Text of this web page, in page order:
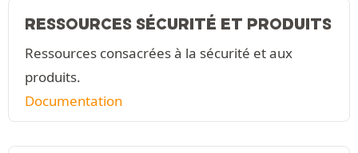
RESSOURCES SÉCURITÉ ET PRODUITS
Ressources consacrées à la sécurité et aux
produits.
Documentation